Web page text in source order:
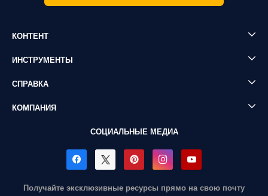
КОНТЕНТ
ИНСТРУМЕНТЫ
СПРАВКА
КОМПАНИЯ
СОЦИАЛЬНЫЕ МЕДИА
Получайте эксклюзивные ресурсы прямо на свою почту